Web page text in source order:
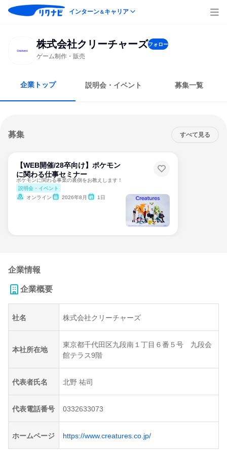
インターン＆キャリア
株式会社クリーチャーズフォロー
ゲーム制作・販売
企業トップ 説明会・イベント 募集一覧
募集 すべて見る
【WEB開催/28卒向け】ポケモン
に関わる仕事セミナー
ポケモンに関わる事業の裏側をお教えします！
説明会・イベント
オンライン
2026年8月 1日
企業情報
企業概要
社名 株式会社クリーチャーズ
本社所在地
東京都千代田区九段南１丁目６番５号 九段会
館テラス9階
代表者氏名 北野 祐司
代表電話番号 0332633073
ホームページ https://www.creatures.co.jp/